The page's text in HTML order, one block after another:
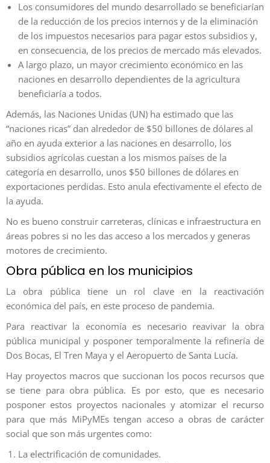
Los consumidores del mundo desarrollado se beneficiarían
de la reducción de los precios internos y de la eliminación
de los impuestos necesarios para pagar estos subsidios y,
en consecuencia, de los precios de mercado más elevados.
A largo plazo, un mayor crecimiento económico en las
naciones en desarrollo dependientes de la agricultura
beneficiaría a todos.
Además, las Naciones Unidas (UN) ha estimado que las
“naciones ricas” dan alrededor de $50 billones de dólares al
año en ayuda exterior a las naciones en desarrollo, los
subsidios agrícolas cuestan a los mismos países de la
categoría en desarrollo, unos $50 billones de dólares en
exportaciones perdidas. Esto anula efectivamente el efecto de
la ayuda.
No es bueno construir carreteras, clínicas e infraestructura en
áreas pobres si no les das acceso a los mercados y generas
motores de crecimiento.
Obra pública en los municipios
La obra pública tiene un rol clave en la reactivación
económica del país, en este proceso de pandemia.
Para reactivar la economía es necesario reavivar la obra
pública municipal y posponer temporalmente la refinería de
Dos Bocas, El Tren Maya y el Aeropuerto de Santa Lucía.
Hay proyectos macros que succionan los pocos recursos que
se tiene para obra pública. Es por esto, que es necesario
posponer estos proyectos nacionales y atomizar el recurso
para que más MiPyMEs tengan acceso a obras de carácter
social que son más urgentes como:
La electrificación de comunidades.